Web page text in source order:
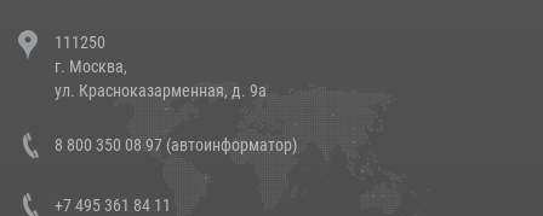
напавших на бригаду скорой помощи (видео)
14 июля 2026, 12:20
В Росгвардии прошла военно-научная конференция по обобщению
боевого опыта
111250
г. Москва,
ул. Красноказарменная, д. 9а
8 800 350 08 97 (автоинформатор)
+7 495 361 84 11